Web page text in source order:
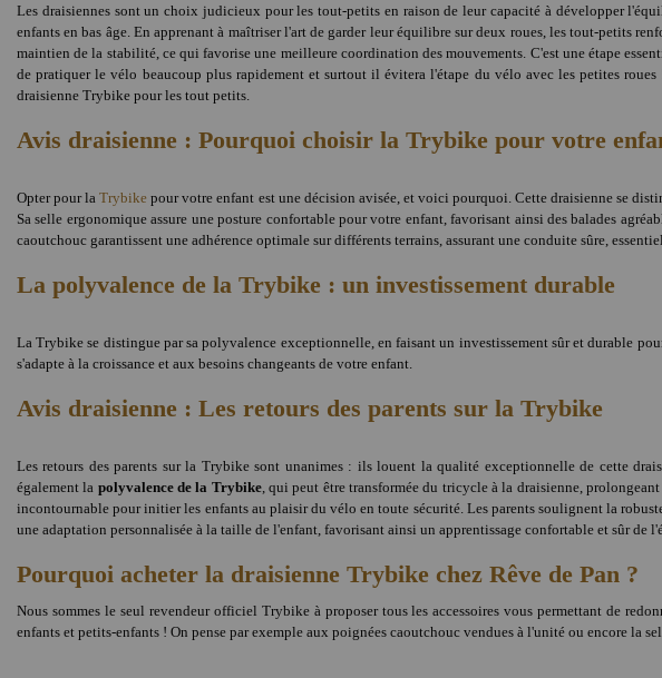
Les draisiennes sont un choix judicieux pour les tout-petits en raison de leur capacité à développer
enfants en bas âge. En apprenant à maîtriser l'art de garder leur équilibre sur deux roues, les tout-petits
maintien de la stabilité, ce qui favorise une meilleure coordination des mouvements. C'est une étape
de pratiquer le vélo beaucoup plus rapidement et surtout il évitera l'étape du vélo avec les petites
draisienne Trybike pour les tout petits.
Avis draisienne : Pourquoi choisir la Trybike pour votre
Opter pour laTrybike pour votre enfant est une décision avisée, et voici pourquoi. Cette draisienne se
Sa selle ergonomique assure une posture confortable pour votre enfant, favorisant ainsi des balades
caoutchouc garantissent une adhérence optimale sur différents terrains, assurant une conduite sûre,
La polyvalence de la Trybike : un investissement durable
La Trybike se distingue par sa polyvalence exceptionnelle, en faisant un investissement sûr et durable
s'adapte à la croissance et aux besoins changeants de votre enfant.
Avis draisienne : Les retours des parents sur la Trybike
Les retours des parents sur la Trybike sont unanimes : ils louent la qualité exceptionnelle de cette
également la polyvalence de la Trybike, qui peut être transformée du tricycle à la draisienne,
incontournable pour initier les enfants au plaisir du vélo en toute sécurité. Les parents soulignent la
une adaptation personnalisée à la taille de l'enfant, favorisant ainsi un apprentissage confortable et sûr de
Pourquoi acheter la draisienne Trybike chez Rêve de Pan ?
Nous sommes le seul revendeur officiel Trybike à proposer tous les accessoires vous permettant de
enfants et petits-enfants ! On pense par exemple aux poignées caoutchouc vendues à l'unité ou encore la